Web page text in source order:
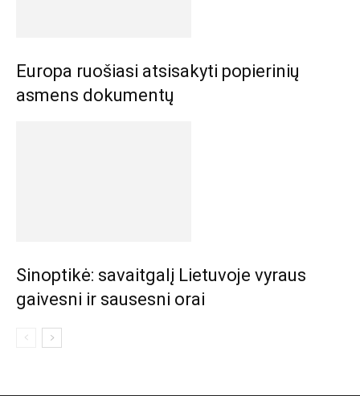
Europa ruošiasi atsisakyti popierinių
asmens dokumentų
Sinoptikė: savaitgalį Lietuvoje vyraus
gaivesni ir sausesni orai